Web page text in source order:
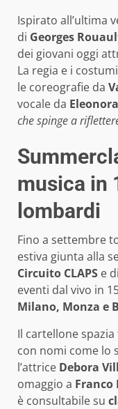
Ispirato all’ultima
di Georges
dei giovani oggi
La regia e i
le coreografie da
vocale da
che spinge a
musica in
lombardi
Fino a settembre
estiva giunta alla
Circuito CLAPS e
eventi dal vivo in
Milano, Monza e
Il cartellone
con nomi come lo
l’attrice Debora
omaggio a
è consultabile su